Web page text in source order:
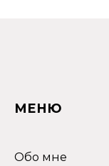
МЕНЮ
Обо мне